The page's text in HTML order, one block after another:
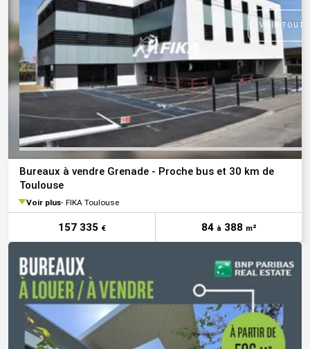
VOIR
Bureaux à vendre Grenade - Proche bus et 30 km de
Toulouse
Voir plus FIKA Toulouse
157 335 € 84 à388 m²